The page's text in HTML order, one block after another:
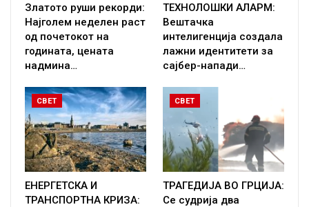
Златото руши рекорди:
Најголем неделен раст
од почетокот на
годината, цената
надмина…
ТЕХНОЛОШКИ АЛАРМ:
Вештачка
интелигенција создала
лажни идентитети за
сајбер-напади…
СВЕТ
ЕНЕРГЕТСКА И
ТРАНСПОРТНА КРИЗА:
СВЕТ
ТРАГЕДИЈА ВО ГРЦИЈА:
Се судрија два